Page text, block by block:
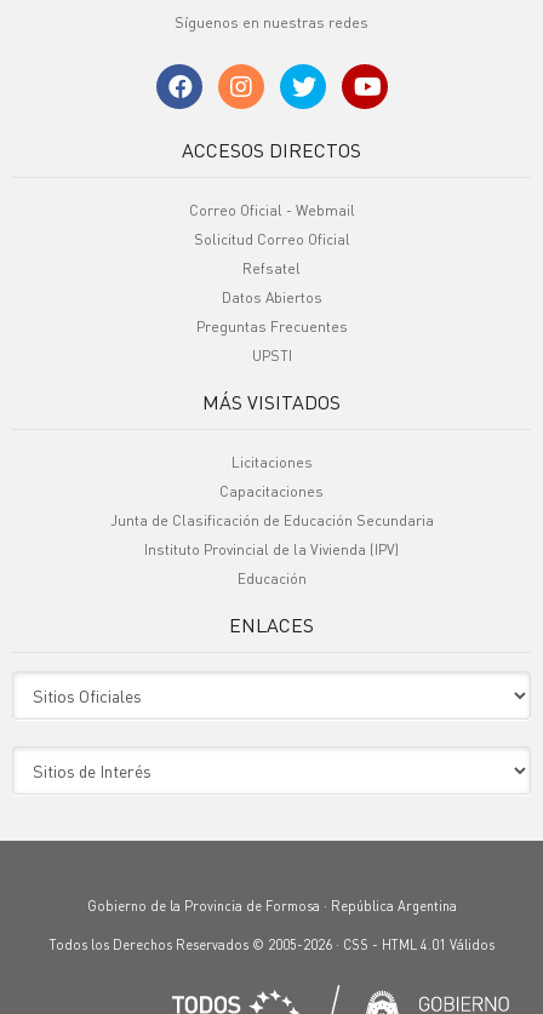
Síguenos en nuestras redes
ACCESOS DIRECTOS
Correo Oficial - Webmail
Solicitud Correo Oficial
Refsatel
Datos Abiertos
Preguntas Frecuentes
UPSTI
MÁS VISITADOS
Licitaciones
Capacitaciones
Junta de Clasificación de Educación Secundaria
Instituto Provincial de la Vivienda (IPV)
Educación
ENLACES
Gobierno de la Provincia de Formosa · República Argentina
Todos los Derechos Reservados © 2005-2026 · CSS - HTML 4.01 Válidos